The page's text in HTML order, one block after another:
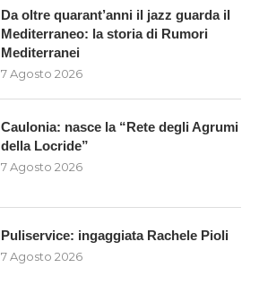
Da oltre quarant’anni il jazz guarda il
Mediterraneo: la storia di Rumori
Mediterranei
7 Agosto 2026
Caulonia: nasce la “Rete degli Agrumi
della Locride”
7 Agosto 2026
Puliservice: ingaggiata Rachele Pioli
7 Agosto 2026